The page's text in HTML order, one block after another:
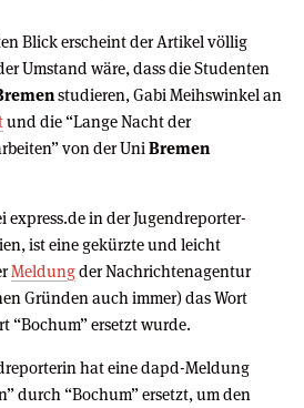
Blick erscheint der Artikel völlig
Umstand wäre, dass die Studenten
studieren, Gabi Meihswinkel an
und die “Lange Nacht der
von der Uni Bremen
express.de in der Jugendreporter-
ist eine gekürzte und leicht
Meldungder Nachrichtenagentur
Gründen auch immer) das Wort
“Bochum” ersetzt wurde.
hat eine dapd-Meldung
durch “Bochum” ersetzt, um den